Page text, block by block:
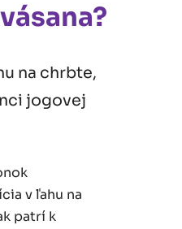
na chrbte,
jogovej
v ľahu na
patrí k